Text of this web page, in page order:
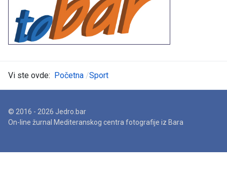
Vi ste ovde: Početna Sport
© 2016 - 2026 Jedro.bar
On-line žurnal Mediteranskog centra fotografije iz Bara